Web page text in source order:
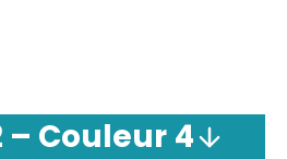
– Couleur 4